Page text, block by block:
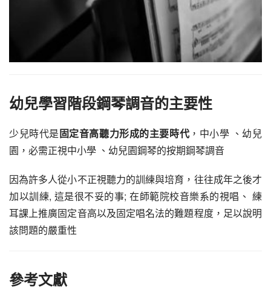
幼兒學習階段鋼琴調音的主要性
少兒時代是固定音高聽力形成的主要時代，中小學 、幼兒
園，必需正視中小學 、幼兒園鋼琴的按期鋼琴調音
因為許多人從小不正視聽力的訓練與培育，往往成年之後才
加以訓練, 這是很不妥的事; 在師範院校音樂系的視唱、 練
耳課上推廣固定音高以及固定唱名法的難題程度，足以說明
該問題的嚴重性
參考文獻